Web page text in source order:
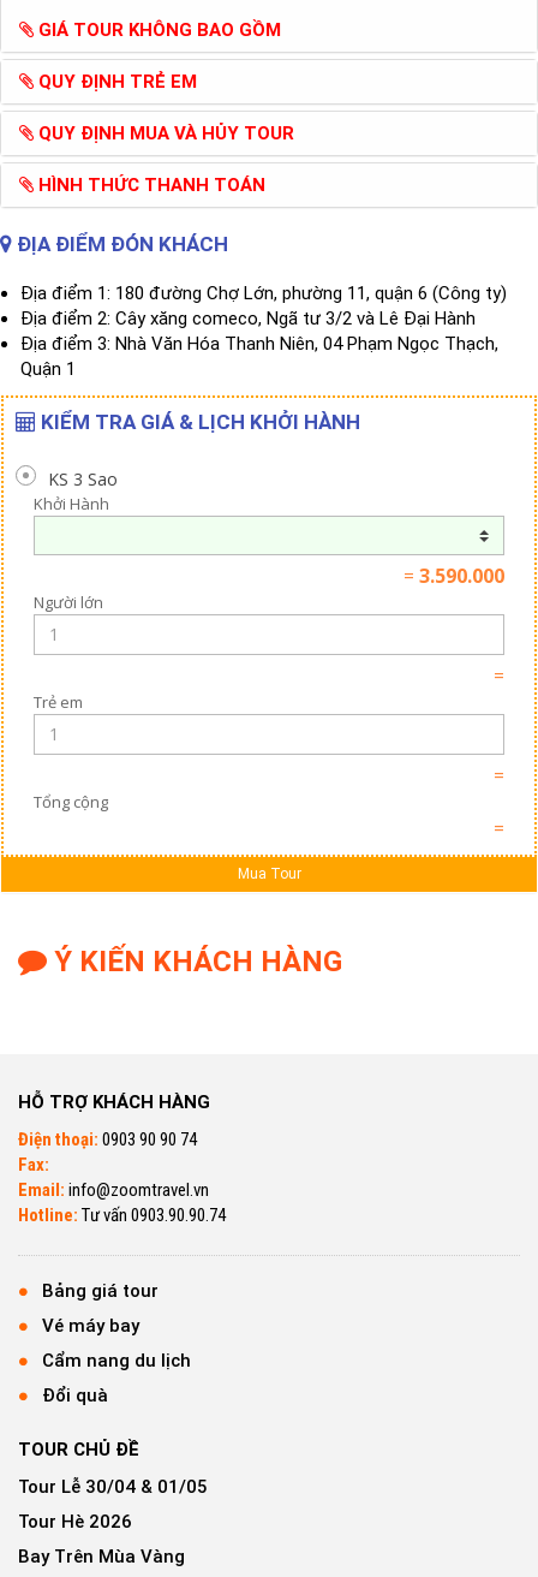
GIÁ TOUR KHÔNG BAO GỒM
QUY ĐỊNH TRẺ EM
QUY ĐỊNH MUA VÀ HỦY TOUR
HÌNH THỨC THANH TOÁN
ĐỊA ĐIỂM ĐÓN KHÁCH
Địa điểm 1: 180 đường Chợ Lớn, phường 11, quận 6 (Công ty)
Địa điểm 2: Cây xăng comeco, Ngã tư 3/2 và Lê Đại Hành
Địa điểm 3: Nhà Văn Hóa Thanh Niên, 04 Phạm Ngọc Thạch,
Quận 1
KIỂM TRA GIÁ & LỊCH KHỞI HÀNH
KS 3 Sao
Khởi Hành
= 3.590.000
Người lớn
=
Trẻ em
=
Tổng cộng
=
Mua Tour
Ý KIẾN KHÁCH HÀNG
HỖ TRỢ KHÁCH HÀNG
Điện thoại: 0903 90 90 74
Fax:
Email: info@zoomtravel.vn
Hotline: Tư vấn 0903.90.90.74
Bảng giá tour
Vé máy bay
Cẩm nang du lịch
Đổi quà
TOUR CHỦ ĐỀ
Tour Lễ 30/04 & 01/05
Tour Hè 2026
Bay Trên Mùa Vàng